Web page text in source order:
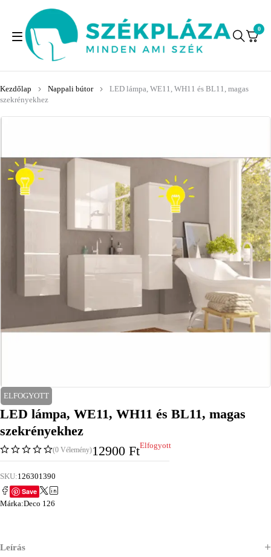
0
Kezdőlap Nappali bútor
LED lámpa, WE11, WH11 és BL11, magas
szekrényekhez
ELFOGYOTT
LED lámpa, WE11, WH11 és BL11, magas
szekrényekhez
(0 Vélemény)12900 FtElfogyott
SKU:126301390
Save
Márka:Deco 126
Leírás